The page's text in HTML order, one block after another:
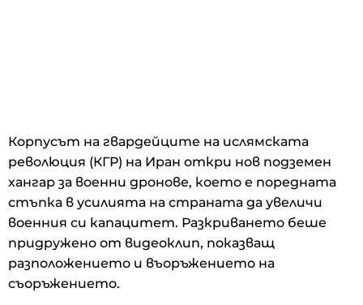
Корпусът на гвардейците на ислямската
революция (КГР) на Иран откри нов подземен
хангар за военни дронове, което е поредната
стъпка в усилията на страната да увеличи
военния си капацитет. Разкриването беше
придружено от видеоклип, показващ
разположението и въоръжението на
съоръжението.